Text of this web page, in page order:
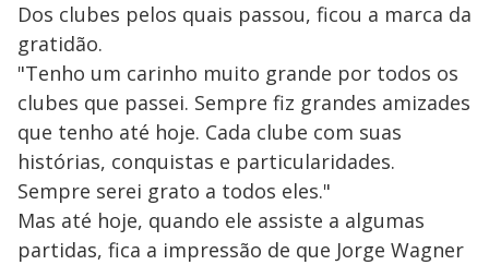
Dos clubes pelos quais passou, ficou a marca da
gratidão.
"Tenho um carinho muito grande por todos os
clubes que passei. Sempre fiz grandes amizades
que tenho até hoje. Cada clube com suas
histórias, conquistas e particularidades.
Sempre serei grato a todos eles."
Mas até hoje, quando ele assiste a algumas
partidas, fica a impressão de que Jorge Wagner